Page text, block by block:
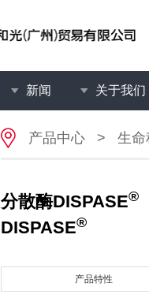
新闻 关于我们
产品中心 > 生命
分散酶DISPASE®
DISPASE®
产品特性